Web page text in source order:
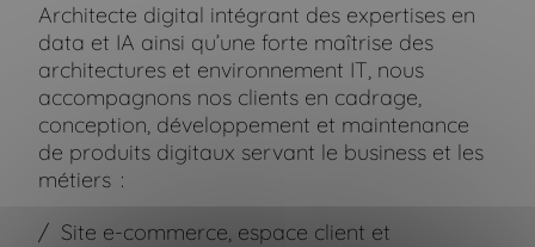
Architecte digital intégrant des expertises en
data et IA ainsi qu’une forte maîtrise des
architectures et environnement IT, nous
accompagnons nos clients en cadrage,
conception, développement et maintenance
de produits digitaux servant le business et les
métiers :
Site e-commerce, espace client et